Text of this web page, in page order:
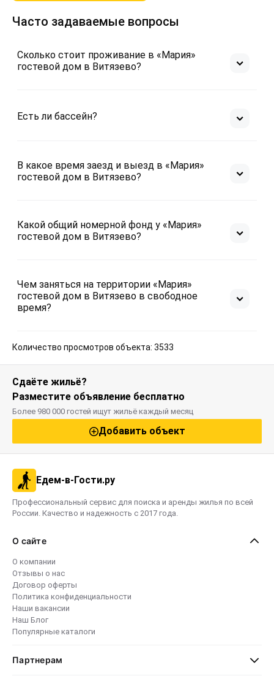
Часто задаваемые вопросы
Сколько стоит проживание в «Мария»
гостевой дом в Витязево?
Есть ли бассейн?
В какое время заезд и выезд в «Мария»
гостевой дом в Витязево?
Какой общий номерной фонд у «Мария»
гостевой дом в Витязево?
Чем заняться на территории «Мария»
гостевой дом в Витязево в свободное
время?
Количество просмотров объекта: 3533
Сдаёте жильё?
Разместите объявление бесплатно
Более 980 000 гостей ищут жильё каждый месяц
Добавить объект
Едем-в-Гости.ру
Профессиональный сервис для поиска и аренды жилья по всей
России. Качество и надежность с 2017 года.
О сайте
О компании
Отзывы о нас
Договор оферты
Политика конфиденциальности
Наши вакансии
Наш Блог
Популярные каталоги
Партнерам